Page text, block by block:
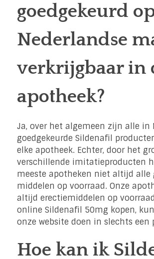
goedgekeurd
Nederlandse
verkrijgbaar in
apotheek?
Ja, over het algemeen zijn alle in
goedgekeurde Sildenafil
elke apotheek. Echter, door het
verschillende imitatieproducten
meeste apotheken niet altijd alle
middelen op voorraad. Onze
altijd erectiemiddelen op
online Sildenafil 50mg kopen,
onze website doen in slechts een
Hoe kan ik